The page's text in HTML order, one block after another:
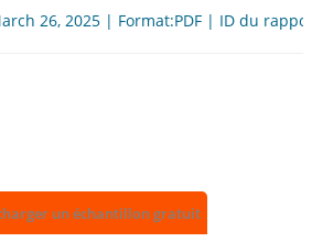
26, 2025 | Format:PDF | ID du
un échantillon gratuit